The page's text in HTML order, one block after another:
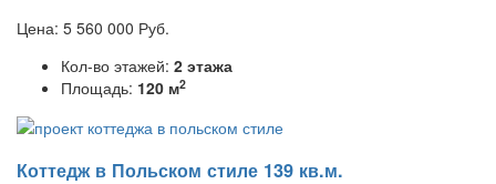
Цена: 5 560 000 Руб.
Кол-во этажей: 2 этажа
Площадь: 120 м2
Коттедж в Польском стиле 139 кв.м.